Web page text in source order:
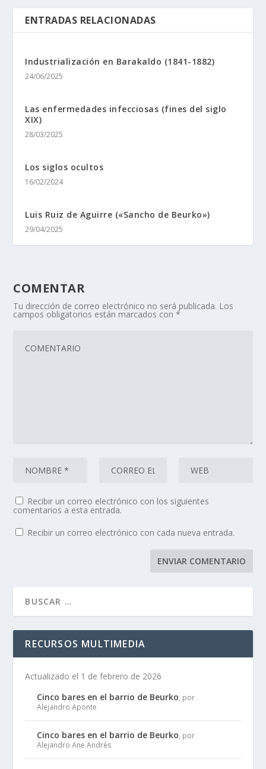
ENTRADAS RELACIONADAS
Industrialización en Barakaldo (1841-1882)
24/06/2025
Las enfermedades infecciosas (fines del siglo
XIX)
28/03/2025
Los siglos ocultos
16/02/2024
Luis Ruiz de Aguirre («Sancho de Beurko»)
29/04/2025
COMENTAR
Tu dirección de correo electrónico no será publicada. Los
campos obligatorios están marcados con*
Recibir un correo electrónico con los siguientes
comentarios a esta entrada.
Recibir un correo electrónico con cada nueva entrada.
RECURSOS MULTIMEDIA
Actualizado el 1 de febrero de 2026
Cinco bares en el barrio de Beurko, por
Alejandro Aponte
Cinco bares en el barrio de Beurko, por
Alejandro Ane Andrés